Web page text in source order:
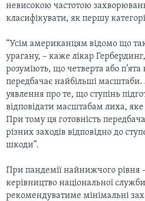
ПРАЙМ-ТАЙМ
невисокою частотою
класифікувати, як першу
“Усім американцям відомо що
урагану, – каже лікар
розуміють, що четверта або п’ята
передбачає найбільші
уявлення про те, що ступінь
відповідати масштабам лиха,
При тому ця готовність
різних заходів відповідно до
шкоди”.
При пандемії найнижчого рівня –
керівництво національної
рекомендуватиме мінімальні